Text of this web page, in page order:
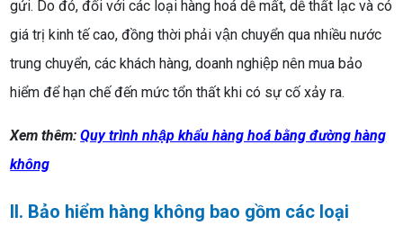
gửi. Do đó, đối với các loại hàng hoá dễ mất, dễ thất lạc và có
giá trị kinh tế cao, đồng thời phải vận chuyển qua nhiều nước
trung chuyển, các khách hàng, doanh nghiệp nên mua bảo
hiểm để hạn chế đến mức tổn thất khi có sự cố xảy ra.
Xem thêm:Quy trình nhập khẩu hàng hoá bằng đường hàng
không
II. Bảo hiểm hàng không bao gồm các loại